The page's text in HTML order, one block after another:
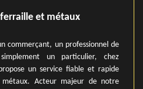
et métaux
commerçant, un professionnel de
un particulier, chez
un service fiable et rapide
Acteur majeur de notre